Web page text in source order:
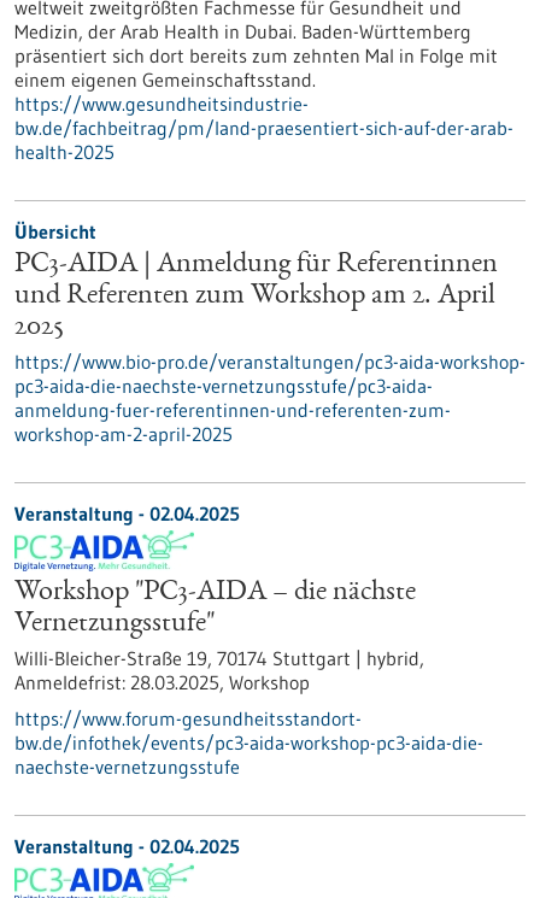
weltweit zweitgrößten Fachmesse für Gesundheit und
Medizin, der Arab Health in Dubai. Baden-Württemberg
präsentiert sich dort bereits zum zehnten Mal in Folge mit
einem eigenen Gemeinschaftsstand.
https://www.gesundheitsindustrie-
bw.de/fachbeitrag/pm/land-praesentiert-sich-auf-der-arab-
health-2025
Übersicht
PC3-AIDA | Anmeldung für Referentinnen
und Referenten zum Workshop am 2. April
2025
https://www.bio-pro.de/veranstaltungen/pc3-aida-workshop-
pc3-aida-die-naechste-vernetzungsstufe/pc3-aida-
anmeldung-fuer-referentinnen-und-referenten-zum-
workshop-am-2-april-2025
Veranstaltung - 02.04.2025
Workshop "PC3-AIDA – die nächste
Vernetzungsstufe"
Willi-Bleicher-Straße 19, 70174 Stuttgart | hybrid,
Anmeldefrist: 28.03.2025, Workshop
https://www.forum-gesundheitsstandort-
bw.de/infothek/events/pc3-aida-workshop-pc3-aida-die-
naechste-vernetzungsstufe
Veranstaltung - 02.04.2025